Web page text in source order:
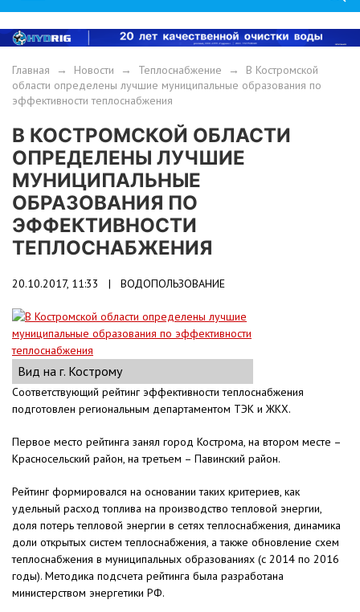
Главная → Новости → Теплоснабжение → В Костромской
области определены лучшие муниципальные образования по
эффективности теплоснабжения
В КОСТРОМСКОЙ ОБЛАСТИ
ОПРЕДЕЛЕНЫ ЛУЧШИЕ
МУНИЦИПАЛЬНЫЕ
ОБРАЗОВАНИЯ ПО
ЭФФЕКТИВНОСТИ
ТЕПЛОСНАБЖЕНИЯ
20.10.2017, 11:33 | ВОДОПОЛЬЗОВАНИЕ
Вид на г. Кострому
Соответствующий рейтинг эффективности теплоснабжения
подготовлен региональным департаментом ТЭК и ЖКХ.
Первое место рейтинга занял город Кострома, на втором месте –
Красносельский район, на третьем – Павинский район.
Рейтинг формировался на основании таких критериев, как
удельный расход топлива на производство тепловой энергии,
доля потерь тепловой энергии в сетях теплоснабжения, динамика
доли открытых систем теплоснабжения, а также обновление схем
теплоснабжения в муниципальных образованиях (с 2014 по 2016
годы). Методика подсчета рейтинга была разработана
министерством энергетики РФ.